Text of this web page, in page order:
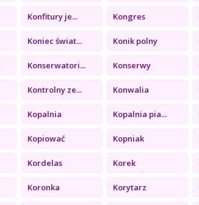
Konfitury je... Kongres
Koniec świat... Konik polny
Konserwatori... Konserwy
Kontrolny ze... Konwalia
Kopalnia Kopalnia pia...
Kopiować Kopniak
Kordelas Korek
Koronka Korytarz